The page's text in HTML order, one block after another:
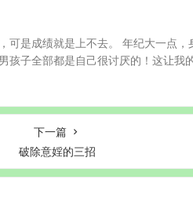
可是成绩就是上不去。 年纪大一点，
孩子全部都是自己很讨厌的！这让我
下一篇
破除意婬的三招